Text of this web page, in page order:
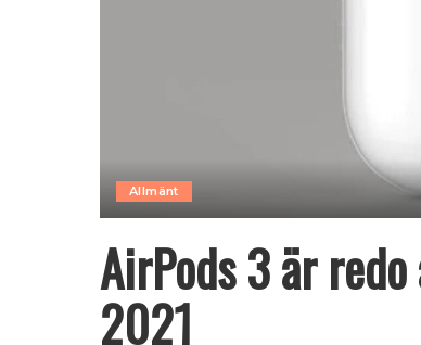
Allmänt
AirPods 3 är
2021